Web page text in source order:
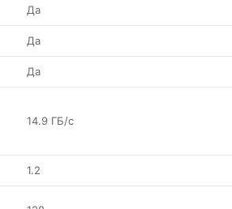
Да
Да
Да
14.9 ГБ/с
1.2